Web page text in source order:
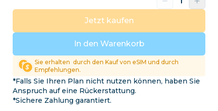
In den Warenkorb
Jetzt kaufen
Sie erhalten durch den Kauf von eSIM und durch
Empfehlungen.
*Falls Sie Ihren Plan nicht nutzen können, haben Sie
Anspruch auf eine Rückerstattung.
*Sichere Zahlung garantiert.